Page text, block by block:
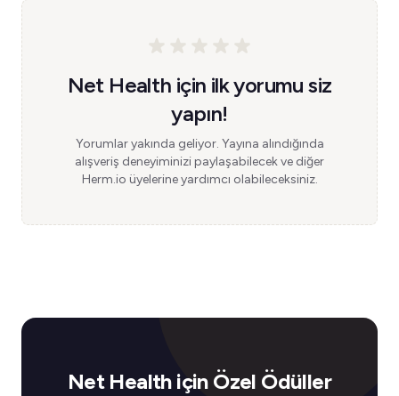
Net Health için ilk yorumu siz
yapın!
Yorumlar yakında geliyor. Yayına alındığında
alışveriş deneyiminizi paylaşabilecek ve diğer
Herm.io üyelerine yardımcı olabileceksiniz.
Net Health için Özel Ödüller